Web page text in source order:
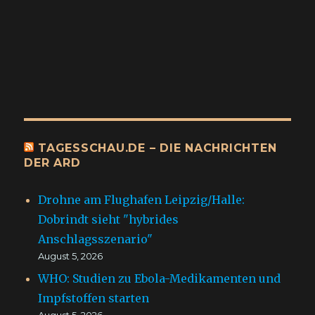
TAGESSCHAU.DE – DIE NACHRICHTEN
DER ARD
Drohne am Flughafen Leipzig/Halle:
Dobrindt sieht "hybrides
Anschlagsszenario"
August 5, 2026
WHO: Studien zu Ebola-Medikamenten und
Impfstoffen starten